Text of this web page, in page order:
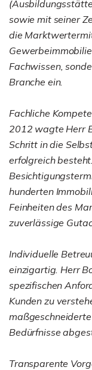
sowie mit seiner
die
Fachwissen,
Branche ein.
Fachliche
2012 wagte Herr
Schritt in die
erfolgreich
hunderten
Feinheiten des
zuverlässige
Individuelle
einzigartig. Herr
spezifischen
Kunden zu
Bedürfnisse
Transparente